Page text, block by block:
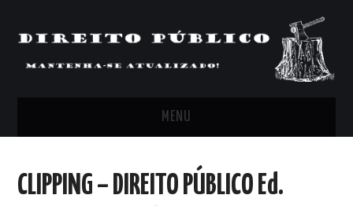
MENU
ARTIGOS, COMENTÁRIOS E PONTOS
CLIPPING – DIREITO PÚBLICO Ed.